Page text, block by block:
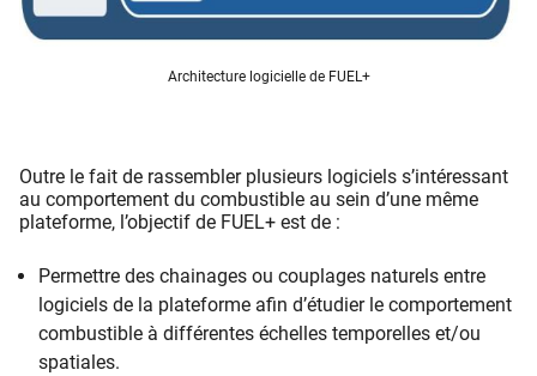
Architecture logicielle de FUEL+
Outre le fait de rassembler plusieurs logiciels s’intéressant
au comportement du combustible au sein d’une même
plateforme, l’objectif de FUEL+ est de :
Permettre des chainages ou couplages naturels entre
logiciels de la plateforme afin d’étudier le comportement
combustible à différentes échelles temporelles et/ou
spatiales.